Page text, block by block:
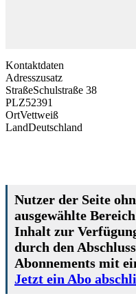
Kontaktdaten
Adresszusatz
StraßeSchulstraße 38
PLZ52391
OrtVettweiß
LandDeutschland
Nutzer der Seite
ausgewählte
Inhalt zur
durch den
Abonnements mit
Jetzt ein Abo